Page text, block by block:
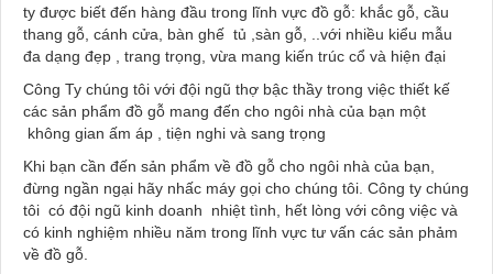
ty được biết đến hàng đầu trong lĩnh vực đồ gỗ: khắc gỗ, cầu
thang gỗ, cánh cửa, bàn ghế tủ ,sàn gỗ, ..với nhiều kiểu mẫu
đa dạng đẹp , trang trọng, vừa mang kiến trúc cổ và hiện đại
Công Ty chúng tôi với đội ngũ thợ bậc thầy trong việc thiết kế
các sản phẩm đồ gỗ mang đến cho ngôi nhà của bạn một
không gian ấm áp , tiện nghi và sang trọng
Khi bạn cần đến sản phẩm về đồ gỗ cho ngôi nhà của bạn,
đừng ngần ngại hãy nhấc máy gọi cho chúng tôi. Công ty chúng
tôi có đội ngũ kinh doanh nhiệt tình, hết lòng với công việc và
có kinh nghiệm nhiều năm trong lĩnh vực tư vấn các sản phảm
về đồ gỗ.